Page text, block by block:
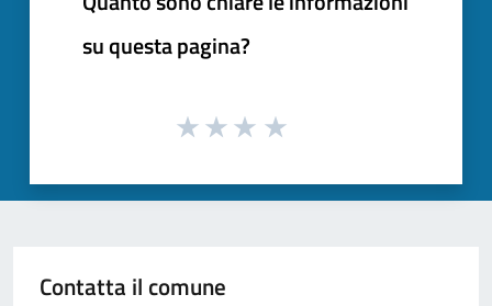
su questa pagina?
Contatta il comune